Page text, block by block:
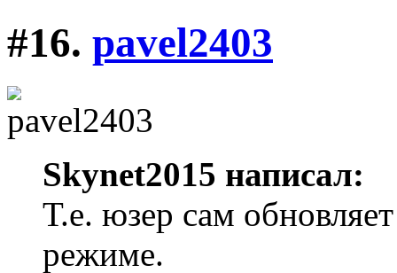
#16. pavel2403
Skynet2015 написал:
Т.е. юзер сам
режиме.